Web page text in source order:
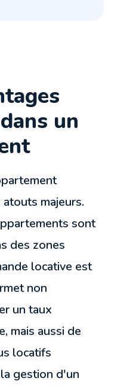
un
majeurs.
sont
des zones
locative est
non
un taux
mais aussi de
locatifs
gestion d'un